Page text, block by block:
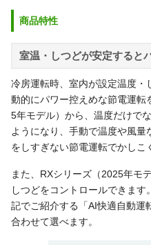
商品特性
室温・しつどが安定すると
冷房運転時、室内が設定温度・
動的にパワー控えめな節電運転
5年モデル）から、温度だけで
ようになり、手動で温度や風
をしすぎない節電運転でかしこ
また、RXシリーズ（2025年モ
しつどをコントロールできま
記でご紹介する「AI快適自動運
合わせて選べます。